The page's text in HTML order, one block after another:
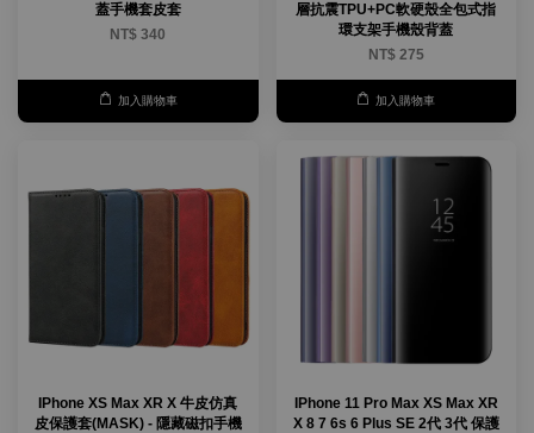
蓋手機套皮套
NT$ 340
加入購物車
層抗震TPU+PC軟硬殼全包式指
環支架手機殼背蓋
NT$ 275
加入購物車
IPhone XS Max XR X 牛皮仿真
皮保護套(MASK) - 隱藏磁扣手機
IPhone 11 Pro Max XS Max XR
X 8 7 6s 6 Plus SE 2代 3代 保護